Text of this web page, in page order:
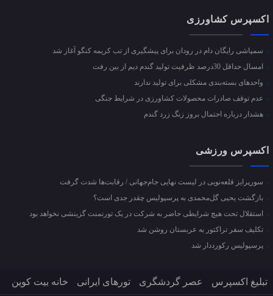
اکسپرس کشاورزی
سمپاشی رایگان دام در رودان برای پیشگیری از تب کریمه کنگو آغاز شد
امسال حداقل 30درصد ظرفیت تولید گندم دیم از بین رفت
واحد‌های بسته‌بندی مشکلی برای تولید ندارند
عدم توقف صادرات محصولات کشاورزی در شرایط جنگی
هشدار درباره احتمال بروز زنگ زرد گندم
اکسپرس ورزشی
سورپرایز قلعه‌نویی در لیست نهایی جام‌جهانی / رقابت‌ها شدت گرفت
بازگشت یحیی گل‌محمدی به پرسپولیس چقدر جدی است؟
استقلال تحت هیچ شرایطی حاضر به شرکت در یک تورنمنت گزینشی نخواهد بود
تکلیف سفر تراکتور به عربستان روشن شد
پرسپولیس رکورددار شد
تبلیغ اکسپرس عصر گردشگری تورهای ایرانی خانه بیت کوین